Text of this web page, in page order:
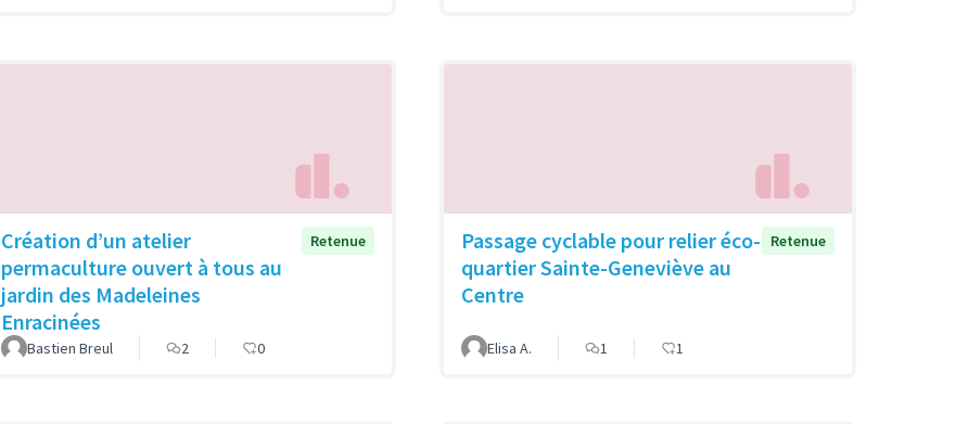
Création d’un atelier
permaculture ouvert à tous au
jardin des Madeleines
Enracinées
Retenue
Bastien Breul 2 0
Passage cyclable pour relier éco-
quartier Sainte-Geneviève au
Centre
Retenue
Elisa A. 1 1